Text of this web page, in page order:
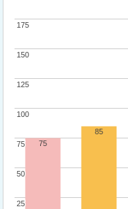
25
25
50
50
75
75
100
100
125
125
150
150
175
175
75
85